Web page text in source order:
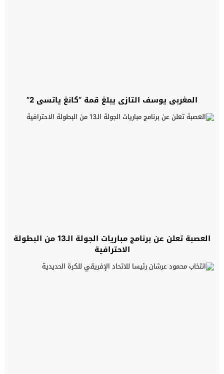
المغربي يوسف التازي يبلغ قمة “كانغ ياتسي 2”
العصبة تعلن عن برنامج مباريات الجولة الـ13 من البطولة
الاحترافية